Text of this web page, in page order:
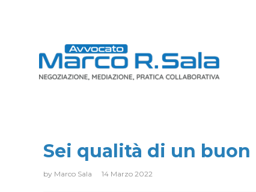
Sei qualità di un buon
by Marco Sala 14 Marzo 2022